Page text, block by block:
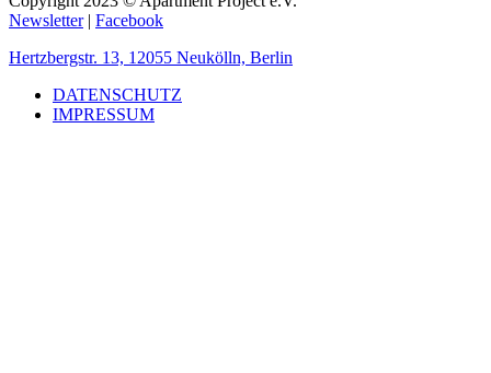
Newsletter| Facebook
Hertzbergstr. 13, 12055 Neukölln, Berlin
DATENSCHUTZ
IMPRESSUM